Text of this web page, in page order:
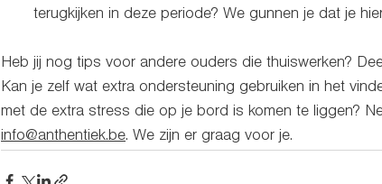
terugkijken in deze periode? We gunnen je dat je
Heb jij nog tips voor andere ouders die thuiswerken?
Kan je zelf wat extra ondersteuning gebruiken in het
met de extra stress die op je bord is komen te liggen?
info@anthentiek.be. We zijn er graag voor je.